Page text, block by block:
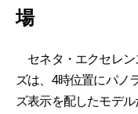
場
セネタ・エクセレン
ズは、4時位置にパノ
ズ表示を配したモデ